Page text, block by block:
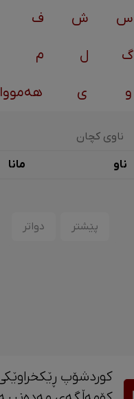
س ش ف
گ ل م
و ی
ناوی کچان
ناو مانا
پێشتر دواتر
کوردشۆپ